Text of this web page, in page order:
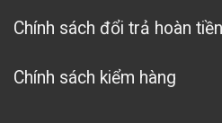
Chính sách đổi trả hoàn tiền
Chính sách kiểm hàng